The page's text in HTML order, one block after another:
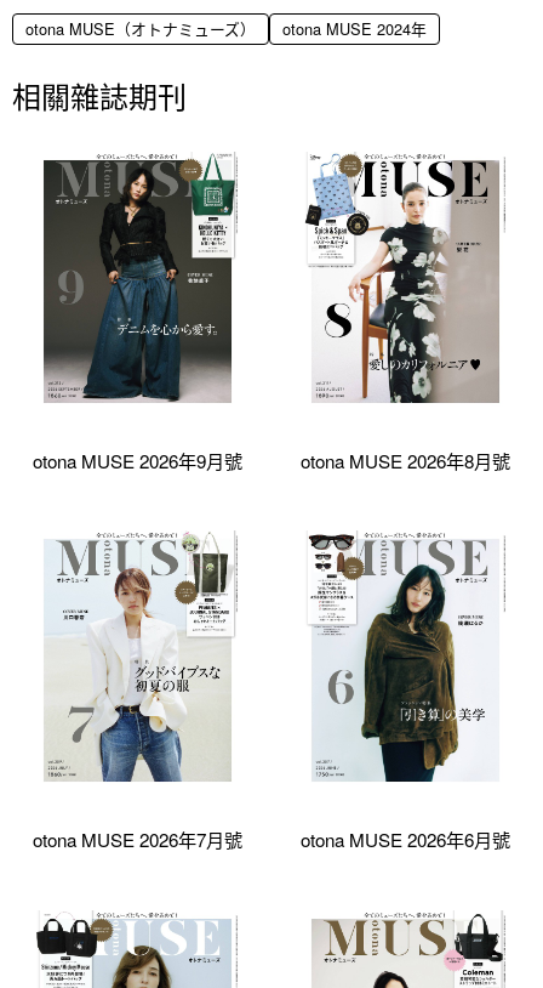
otona MUSE（オトナミューズ） otona MUSE 2024年
相關雜誌期刊
otona MUSE 2026年9月號 otona MUSE 2026年8月號
otona MUSE 2026年7月號 otona MUSE 2026年6月號